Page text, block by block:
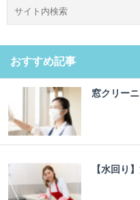
おすすめ記事
窓クリー
【水回り